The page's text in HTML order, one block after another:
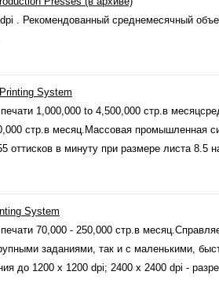
. Рекомендованный среднемесячный
System
1,000,000 to 4,500,000 стр.в
стр.в месяц.Массовая промышленная
оттисков в минуту при размере листа 8.5
System
70,000 - 250,000 стр.в
заданиями, так и с маленькими,
до 1200 x 1200 dpi; 2400 x 2400 dpi -